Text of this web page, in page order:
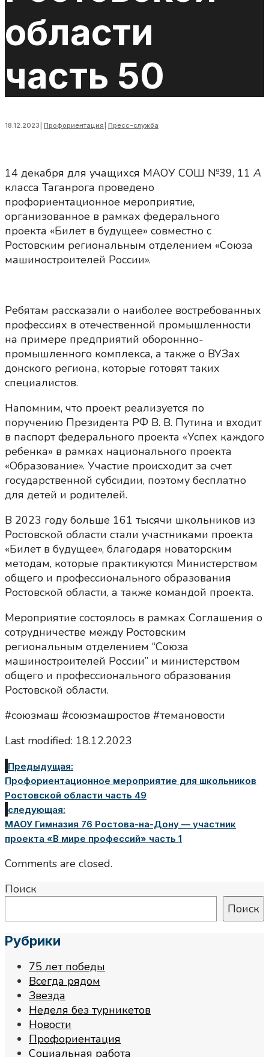
области
часть 50
18.12.2023 Профориентация Пресс-служба
14 декабря для учащихся МАОУ СОШ №39, 11 А
класса Таганрога проведено
профориентационное мероприятие,
организованное в рамках федерального
проекта «Билет в будущее» совместно с
Ростовским региональным отделением «Союза
машиностроителей России».
Ребятам рассказали о наиболее востребованных
профессиях в отечественной промышленности
на примере предприятий обороннно-
промышленного комплекса, а также о ВУЗах
донского региона, которые готовят таких
специалистов.
Напомним, что проект реализуется по
поручению Президента РФ В. В. Путина и входит
в паспорт федерального проекта «Успех каждого
ребенка» в рамках национального проекта
«Образование». Участие происходит за счет
государственной субсидии, поэтому бесплатно
для детей и родителей.
В 2023 году больше 161 тысячи школьников из
Ростовской области стали участниками проекта
«Билет в будущее», благодаря новаторским
методам, которые практикуются Министерством
общего и профессионального образования
Ростовской области, а также командой проекта.
Мероприятие состоялось в рамках Соглашения о
сотрудничестве между Ростовским
региональным отделением “Союза
машиностроителей России” и министерством
общего и профессионального образования
Ростовской области.
#союзмаш #союзмашростов #темановости
Last modified: 18.12.2023
Предыдущая:
Профориентационное мероприятие для школьников
Ростовской области часть 49
следующая:
МАОУ Гимназия 76 Ростова-на-Дону — участник
проекта «В мире профессий» часть 1
Comments are closed.
Поиск
Поиск
Рубрики
75 лет победы
Всегда рядом
Звезда
Неделя без турникетов
Новости
Профориентация
Социальная работа